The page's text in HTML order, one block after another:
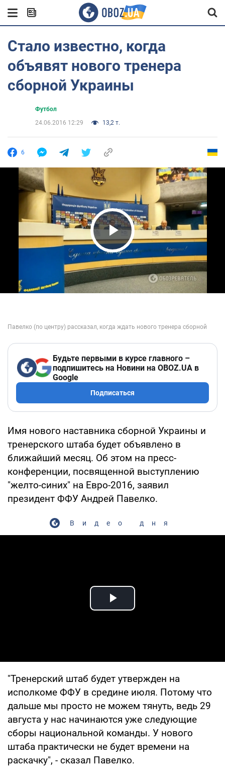
Стало известно, когда
объявят нового тренера
сборной Украины
Футбол
24.06.2016 12:29
13,2 т.
6
Play Video
Будьте первыми в курсе главного –
подпишитесь на Новини на OBOZ.UA в
Google
Подписаться
Имя нового наставника сборной Украины и
тренерского штаба будет объявлено в
ближайший месяц. Об этом на пресс-
конференции, посвященной выступлению
"желто-синих" на Евро-2016, заявил
президент ФФУ Андрей Павелко.
Видео дня
Play Video
"Тренерский штаб будет утвержден на
исполкоме ФФУ в средине июля. Потому что
дальше мы просто не можем тянуть, ведь 29
августа у нас начинаются уже следующие
сборы национальной команды. У нового
штаба практически не будет времени на
раскачку", - сказал Павелко.